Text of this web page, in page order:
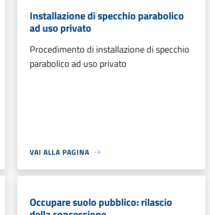
Installazione di specchio parabolico
ad uso privato
Procedimento di installazione di specchio
parabolico ad uso privato
VAI ALLA PAGINA
Occupare suolo pubblico: rilascio